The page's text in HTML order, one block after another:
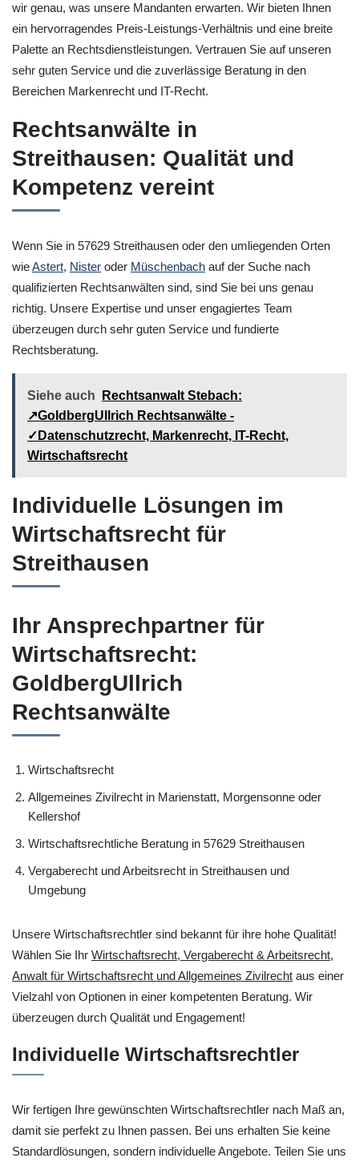
wir genau, was unsere Mandanten erwarten. Wir bieten Ihnen
ein hervorragendes Preis-Leistungs-Verhältnis und eine breite
Palette an Rechtsdienstleistungen. Vertrauen Sie auf unseren
sehr guten Service und die zuverlässige Beratung in den
Bereichen Markenrecht und IT-Recht.
Rechtsanwälte in
Streithausen: Qualität und
Kompetenz vereint
Wenn Sie in 57629 Streithausen oder den umliegenden Orten
wieAstert, Nister oder Müschenbach auf der Suche nach
qualifizierten Rechtsanwälten sind, sind Sie bei uns genau
richtig. Unsere Expertise und unser engagiertes Team
überzeugen durch sehr guten Service und fundierte
Rechtsberatung.
Siehe auch
Rechtsanwalt Stebach:
↗️GoldbergUllrich Rechtsanwälte -
✓Datenschutzrecht, Markenrecht, IT-Recht,
Wirtschaftsrecht
Individuelle Lösungen im
Wirtschaftsrecht für
Streithausen
Ihr Ansprechpartner für
Wirtschaftsrecht:
GoldbergUllrich
Rechtsanwälte
Wirtschaftsrecht
Allgemeines Zivilrecht in Marienstatt, Morgensonne oder
Kellershof
Wirtschaftsrechtliche Beratung in 57629 Streithausen
Vergaberecht und Arbeitsrecht in Streithausen und
Umgebung
Unsere Wirtschaftsrechtler sind bekannt für ihre hohe Qualität!
Wählen Sie Ihr Wirtschaftsrecht, Vergaberecht & Arbeitsrecht,
Anwalt für Wirtschaftsrecht und Allgemeines Zivilrecht aus einer
Vielzahl von Optionen in einer kompetenten Beratung. Wir
überzeugen durch Qualität und Engagement!
Individuelle Wirtschaftsrechtler
Wir fertigen Ihre gewünschten Wirtschaftsrechtler nach Maß an,
damit sie perfekt zu Ihnen passen. Bei uns erhalten Sie keine
Standardlösungen, sondern individuelle Angebote. Teilen Sie uns